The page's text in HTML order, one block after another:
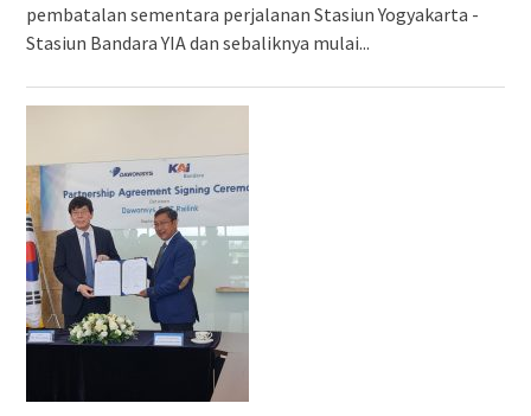
pembatalan sementara perjalanan Stasiun Yogyakarta -
Stasiun Bandara YIA dan sebaliknya mulai...